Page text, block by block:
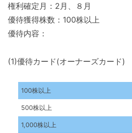
権利確定月：2月、８月
優待獲得株数：100株以上
優待内容：
(1)優待カード(オーナーズカード)
100株以上
500株以上
1,000株以上